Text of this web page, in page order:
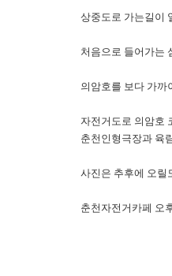
상중도로 가는길이
처음으로 들어가는
의암호를 보다 가까
자전거도로 의암호
춘천인형극장과 육
사진은 추후에 오릴
춘천자전거카페 오